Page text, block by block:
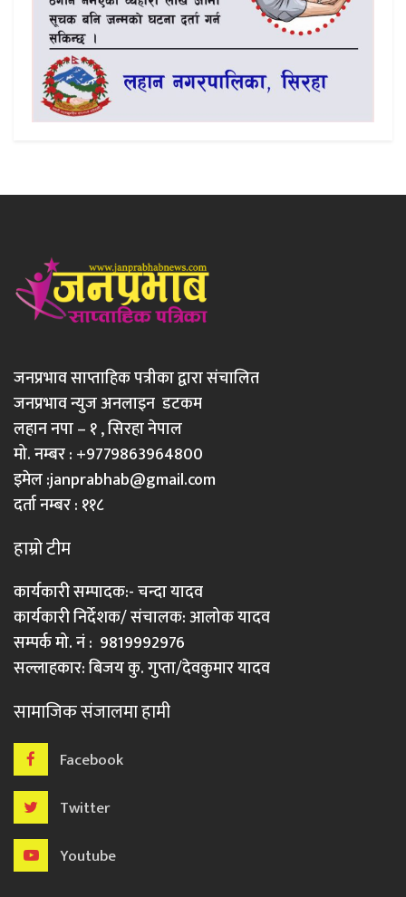
जनप्रभाव साप्ताहिक पत्रीका द्वारा संचालित
जनप्रभाव न्युज अनलाइन डटकम
लहान नपा – १ , सिरहा नेपाल
मो. नम्बर : +9779863964800
इमेल :janprabhab@gmail.com
दर्ता नम्बर : ११८
हाम्रो टीम
कार्यकारी सम्पादक:- चन्दा यादव
कार्यकारी निर्देशक/ संचालक: आलोक यादव
सम्पर्क मो. नं : 9819992976
सल्लाहकार: बिजय कु. गुप्ता/देवकुमार यादव
सामाजिक संजालमा हामी
Facebook
Twitter
Youtube